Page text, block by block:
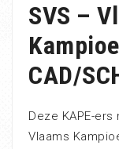
SVS –
CAD/
Deze KAPE-
Vlaams